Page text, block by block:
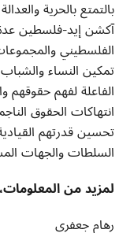
بالتمتع بالحرية
آكشن إيد-فلسطين عدة
الفلسطيني
تمكين النساء
الفاعلة لفهم حقوقهم
انتهاكات الحقوق
تحسين قدرتهم
السلطات والجهات
لمزيد من
رهام جعفري